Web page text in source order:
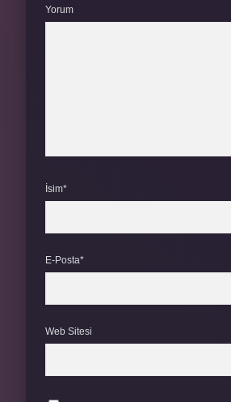
Yorum
İsim*
E-Posta*
Web Sitesi